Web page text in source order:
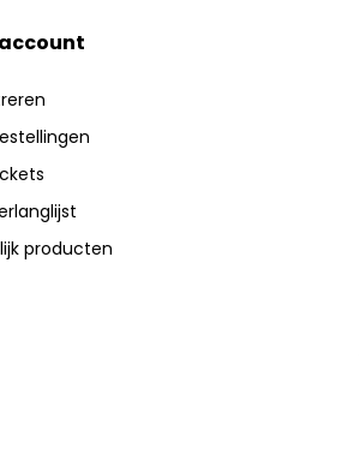
producten